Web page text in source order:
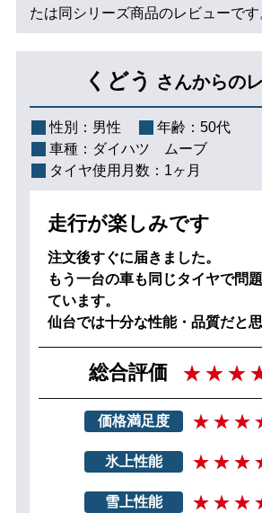
たは同シリーズ商品のレビューです
くどう さんからの
性別： 男性 年齢： 50代
車種： ダイハツ ムーブ
タイヤ使用月数： 1ヶ月
走行が楽しみです
注文後すぐに届きました。
もう一台の車も同じタイヤで問
ています。
仙台では十分な性能・品質だと思
総合評価
価格満足度
氷上性能
雪上性能